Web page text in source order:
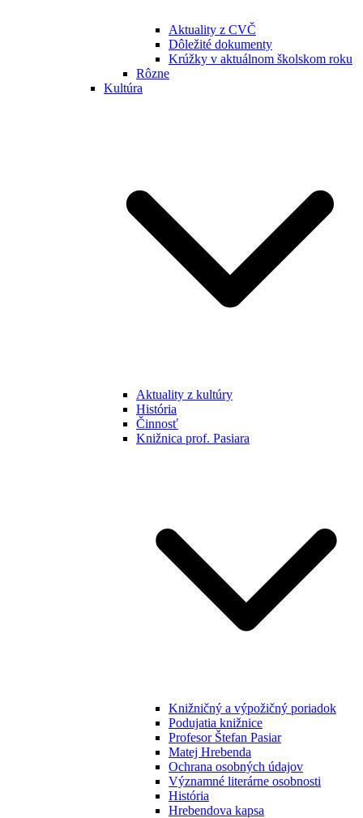
Aktuality z CVČ
Dôležité dokumenty
Krúžky v aktuálnom školskom roku
Rôzne
Kultúra
Aktuality z kultúry
História
Činnosť
Knižnica prof. Pasiara
Knižničný a výpožičný poriadok
Podujatia knižnice
Profesor Štefan Pasiar
Matej Hrebenda
Ochrana osobných údajov
Významné literárne osobnosti
História
Hrebendova kapsa